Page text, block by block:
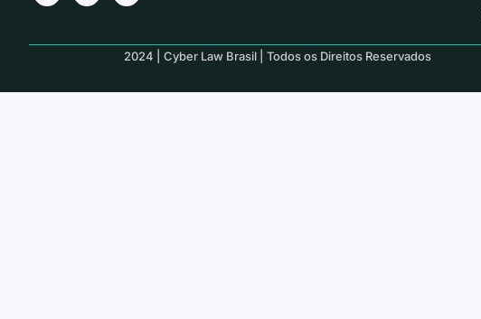
2024 | Cyber Law Brasil | Todos os Direitos Reservados